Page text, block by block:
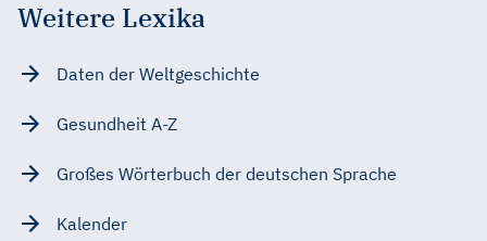
Weitere Lexika
Daten der Weltgeschichte
Gesundheit A-Z
Großes Wörterbuch der deutschen Sprache
Kalender